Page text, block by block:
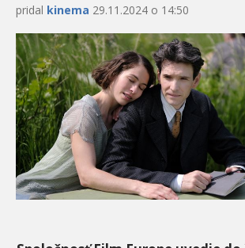
pridal kinema 29.11.2024 o 14:50